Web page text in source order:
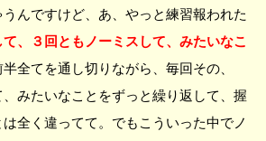
んですけど、あ、やっと練習報われた
、３回ともノーミスして、みたいなこ
全てを通し切りながら、毎回その、
みたいなことをずっと繰り返して、握
全く違ってて。でもこういった中でノ